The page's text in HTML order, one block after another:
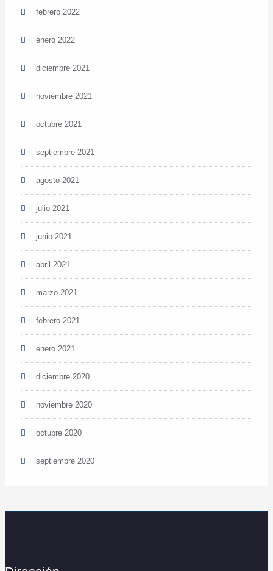
febrero 2022
enero 2022
diciembre 2021
noviembre 2021
octubre 2021
septiembre 2021
agosto 2021
julio 2021
junio 2021
abril 2021
marzo 2021
febrero 2021
enero 2021
diciembre 2020
noviembre 2020
octubre 2020
septiembre 2020